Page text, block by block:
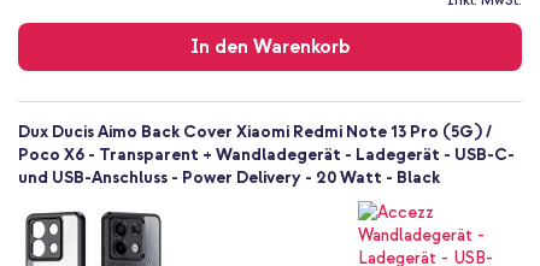
In den Warenkorb
Versand
Dux Ducis Aimo Back Cover Xiaomi Redmi Note 13 Pro (5G) /
Poco X6 - Transparent + Wandladegerät - Ladegerät - USB-C-
und USB-Anschluss - Power Delivery - 20 Watt - Black